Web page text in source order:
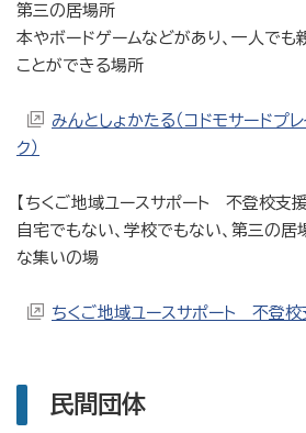
第三の居場所
本やボードゲームなどがあり、一人で
ことができる場所
みんとしょかたる（コドモサードプレ
ク）
【ちくご地域ユースサポート 不登校支援
自宅でもない、学校でもない、第三の居
な集いの場
ちくご地域ユースサポート 不登校
民間団体